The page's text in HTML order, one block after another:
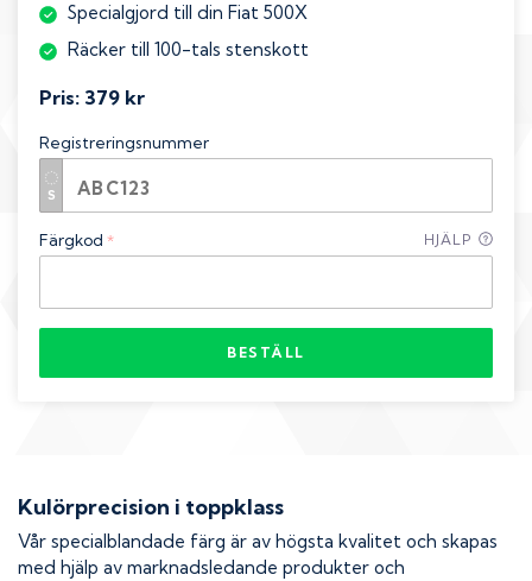
Specialgjord till din Fiat 500X
Räcker till 100-tals stenskott
Pris: 379 kr
Registreringsnummer
Färgkod * HJÄLP
BESTÄLL
Kulörprecision i toppklass
Vår specialblandade färg är av högsta kvalitet och skapas
med hjälp av marknadsledande produkter och